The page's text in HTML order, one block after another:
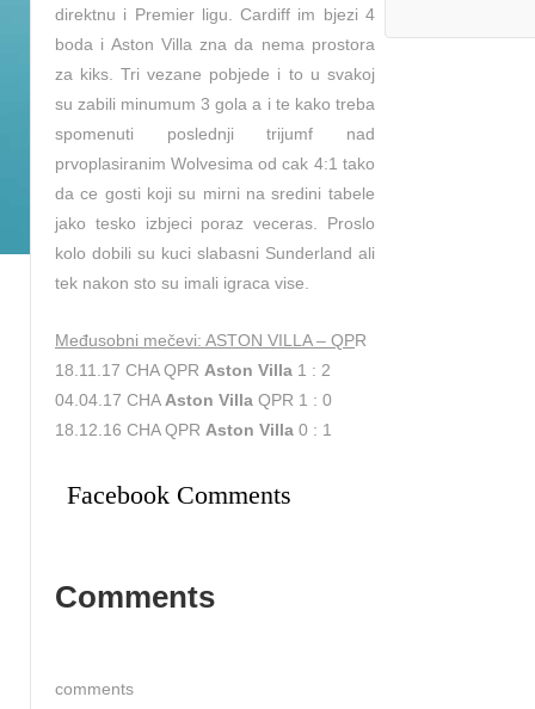
direktnu i Premier ligu. Cardiff im bjezi 4
boda i Aston Villa zna da nema prostora
za kiks. Tri vezane pobjede i to u svakoj
su zabili minumum 3 gola a i te kako treba
spomenuti poslednji trijumf nad
prvoplasiranim Wolvesima od cak 4:1 tako
da ce gosti koji su mirni na sredini tabele
jako tesko izbjeci poraz veceras. Proslo
kolo dobili su kuci slabasni Sunderland ali
tek nakon sto su imali igraca vise.
Međusobni mečevi: ASTON VILLA – QPR
18.11.17 CHA QPR Aston Villa 1 : 2
04.04.17 CHA Aston Villa QPR 1 : 0
18.12.16 CHA QPR Aston Villa 0 : 1
Facebook Comments
Comments
comments